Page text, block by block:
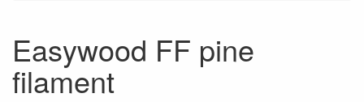
Easywood FF pine
filament